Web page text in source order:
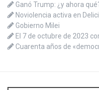
Ganó Trump: ¿y ahora
Noviolencia activa en
Gobierno Milei
El 7 de octubre de 2023
Cuarenta años de